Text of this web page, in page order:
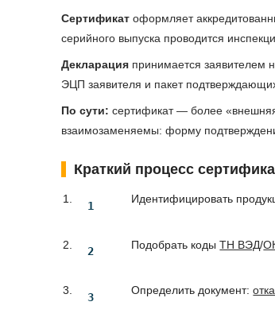
Сертификат оформляет
серийного выпуска проводится
Декларация принимается заявителем
ЭЦП заявителя и пакет
По сути: сертификат — более
взаимозаменяемы: форму
Краткий процесс
Идентифицировать
Подобрать кодыТН ВЭД/
Определить документ: